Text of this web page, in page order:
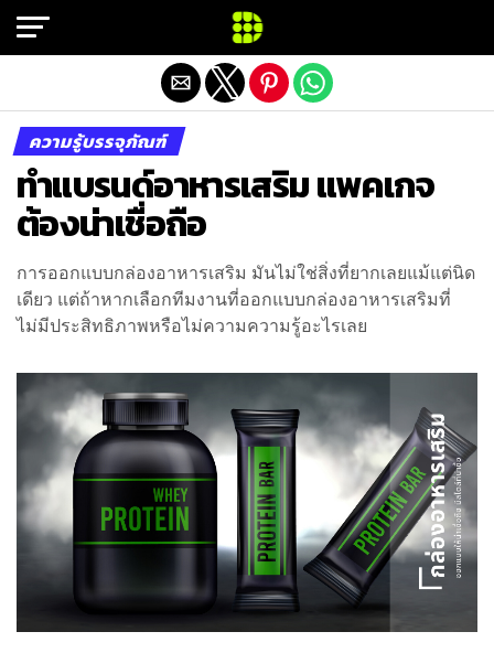
ความรู้บรรจุภัณฑ์
ทำแบรนด์อาหารเสริม แพคเกจ
ต้องน่าเชื่อถือ
การออกแบบกล่องอาหารเสริม มันไม่ใช่สิ่งที่ยากเลยแม้แต่นิด
เดียว แต่ถ้าหากเลือกทีมงานที่ออกแบบกล่องอาหารเสริมที่
ไม่มีประสิทธิภาพหรือไม่ความความรู้อะไรเลย
Exit mobile version